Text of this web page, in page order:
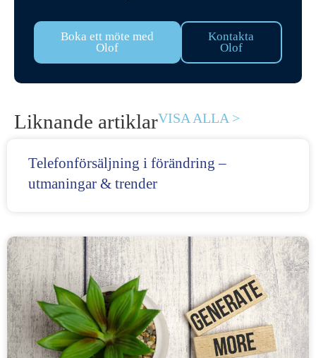
Boka ett möte med
Olof
Kontakta
Olof
Liknande artiklarVISA ALLA >
Telefonförsäljning i förändring –
utmaningar & trender